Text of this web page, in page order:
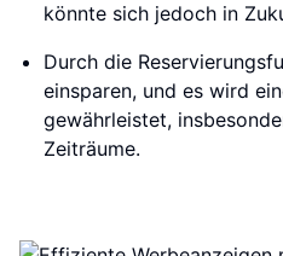
könnte sich jedoch in
Durch die
einsparen, und es wird
gewährleistet,
Zeiträume.